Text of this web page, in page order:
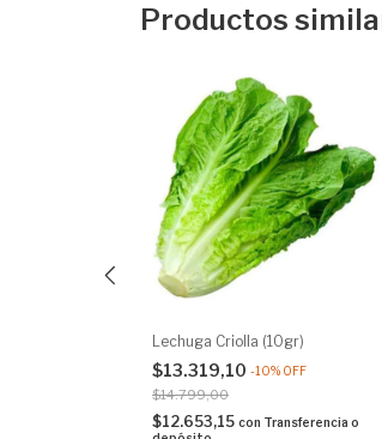
Productos
Lechuga Criolla (10gr)
$13.319,10 -10% OFF
$14.799,00
$12.653,15 con Transferencia o